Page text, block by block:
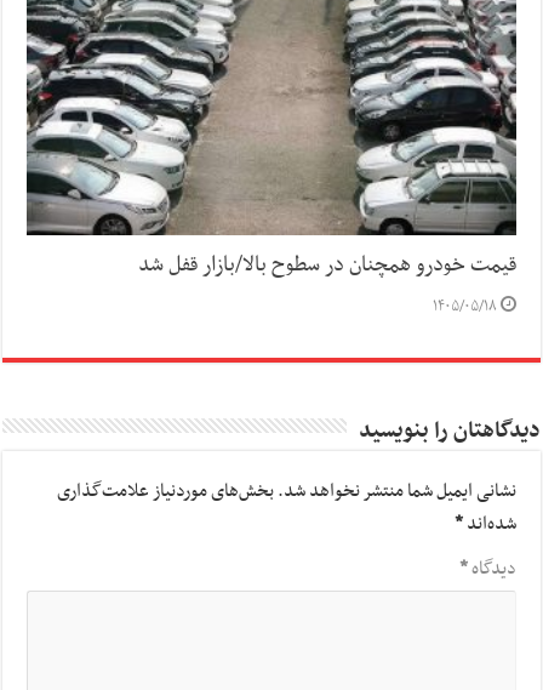
قیمت خودرو همچنان در سطوح بالا/بازار قفل شد
۱۴۰۵/۰۵/۱۸
دیدگاهتان را بنویسید
نشانی ایمیل شما منتشر نخواهد شد.بخش‌های موردنیاز علامت‌گذاری
شده‌اند*
دیدگاه*